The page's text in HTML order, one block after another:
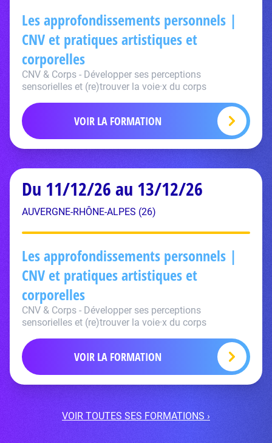
Les approfondissements personnels |
CNV et pratiques artistiques et
corporelles
CNV & Corps - Développer ses perceptions
sensorielles et (re)trouver la voie·x du corps
VOIR LA FORMATION
Du 11/12/26 au 13/12/26
AUVERGNE-RHÔNE-ALPES (26)
Les approfondissements personnels |
CNV et pratiques artistiques et
corporelles
CNV & Corps - Développer ses perceptions
sensorielles et (re)trouver la voie·x du corps
VOIR LA FORMATION
VOIR TOUTES SES FORMATIONS ›